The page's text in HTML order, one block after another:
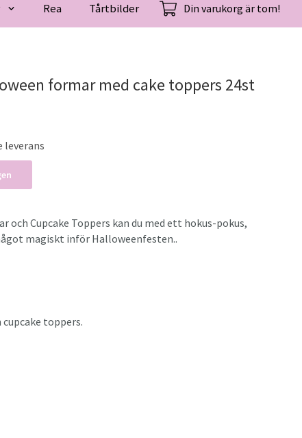
Rea Tårtbilder Din varukorg är tom!
formar med cake toppers 24st
leverans
och Cupcake Toppers kan du med ett hokus-pokus,
magiskt inför Halloweenfesten..
toppers.